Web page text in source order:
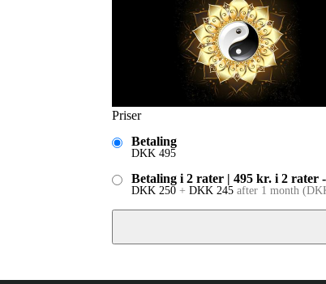
Priser
Betaling
DKK 495
Betaling i 2 rater | 495 kr. i 2 rater
DKK 250 + DKK 245 after 1 month (